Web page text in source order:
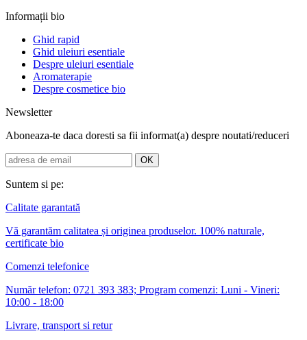
Informații bio
Ghid rapid
Ghid uleiuri esentiale
Despre uleiuri esentiale
Aromaterapie
Despre cosmetice bio
Newsletter
Aboneaza-te daca doresti sa fii informat(a) despre noutati/reduceri
Suntem si pe:
Calitate garantată
Vă garantăm calitatea și originea produselor. 100% naturale,
certificate bio
Comenzi telefonice
Număr telefon: 0721 393 383; Program comenzi: Luni - Vineri:
10:00 - 18:00
Livrare, transport si retur